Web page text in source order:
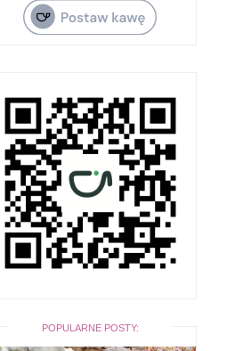
POPULARNE POSTY: